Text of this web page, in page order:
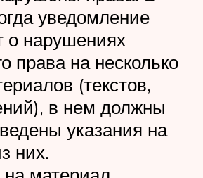
уведомление
о нарушениях
права на несколько
(текстов,
в нем должны
указания на
них.